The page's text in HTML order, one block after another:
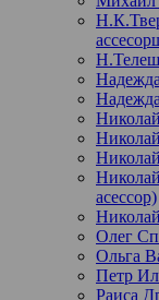
асессор)
Олег
Ольга
Петр
Раиса